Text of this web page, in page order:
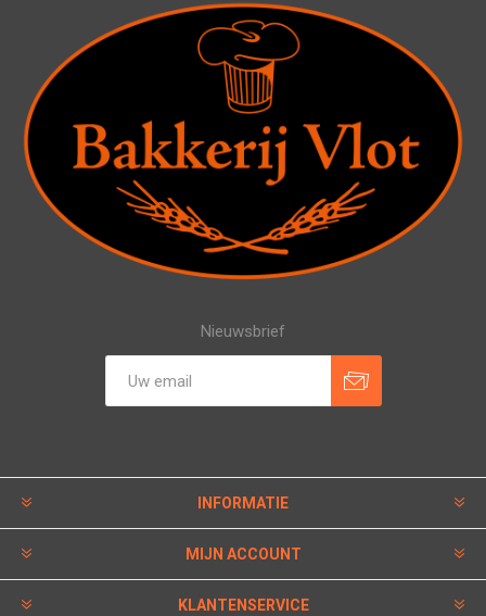
Nieuwsbrief
INFORMATIE
MIJN ACCOUNT
KLANTENSERVICE